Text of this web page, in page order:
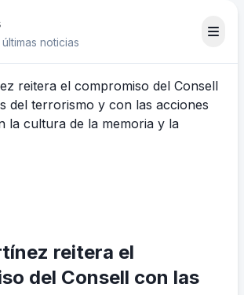
noticias
reitera el
del Consell con las